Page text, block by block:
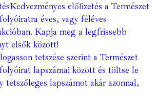
Kedvezményes előfizetés a Természet
éves, vagy féléves
Kapja meg a legfrissebb
elsők között!
tetszése szerint a Természet
lapszámai között és töltse le
tetszőleges lapszámot akár azonnal,